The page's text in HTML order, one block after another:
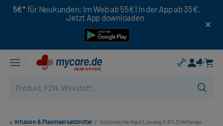
5€* für Neukunden: Im Web ab 55€ | In der App ab 35€.
Jetzt App downloaden
Infusion & Plasmaersatzmittel / Isotonische Nacl Lösung 0,9% Eifelfango